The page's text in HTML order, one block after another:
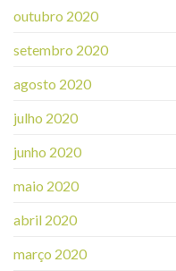
outubro 2020
setembro 2020
agosto 2020
julho 2020
junho 2020
maio 2020
abril 2020
março 2020